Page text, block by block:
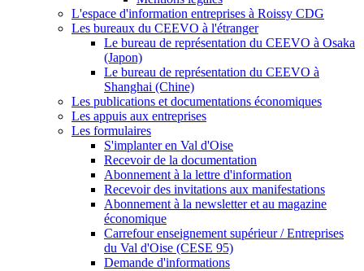
L'espace d'information entreprises à Roissy CDG
Les bureaux du CEEVO à l'étranger
Le bureau de représentation du CEEVO à Osaka
(Japon)
Le bureau de représentation du CEEVO à
Shanghai (Chine)
Les publications et documentations économiques
Les appuis aux entreprises
Les formulaires
S'implanter en Val d'Oise
Recevoir de la documentation
Abonnement à la lettre d'information
Recevoir des invitations aux manifestations
Abonnement à la newsletter et au magazine
économique
Carrefour enseignement supérieur / Entreprises
du Val d'Oise (CESE 95)
Demande d'informations